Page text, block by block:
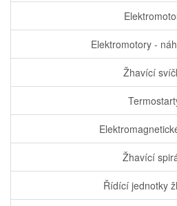
Elektromotory -
Žhavící
Žhavící
Řídící jednotky